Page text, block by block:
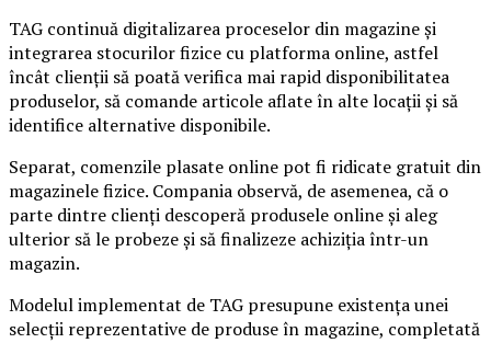
TAG continuă digitalizarea proceselor din magazine și
integrarea stocurilor fizice cu platforma online, astfel
încât clienții să poată verifica mai rapid disponibilitatea
produselor, să comande articole aflate în alte locații și să
identifice alternative disponibile.
Separat, comenzile plasate online pot fi ridicate gratuit din
magazinele fizice. Compania observă, de asemenea, că o
parte dintre clienți descoperă produsele online și aleg
ulterior să le probeze și să finalizeze achiziția într-un
magazin.
Modelul implementat de TAG presupune existența unei
selecții reprezentative de produse în magazine, completată